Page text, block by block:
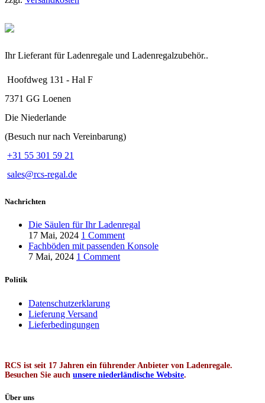
Ihr Lieferant für Ladenregale und Ladenregalzubehör..
Hoofdweg 131 - Hal F
7371 GG Loenen
Die Niederlande
(Besuch nur nach Vereinbarung)
+31 55 301 59 21
sales@rcs-regal.de
Nachrichten
Die Säulen für Ihr Ladenregal
17 Mai, 2024 1 Comment
Fachböden mit passenden Konsole
7 Mai, 2024 1 Comment
Politik
Datenschutzerklarung
Lieferung Versand
Lieferbedingungen
RCS ist seit 17 Jahren ein führender Anbieter von Ladenregale.
Besuchen Sie auch unsere niederländische Website.
Über uns